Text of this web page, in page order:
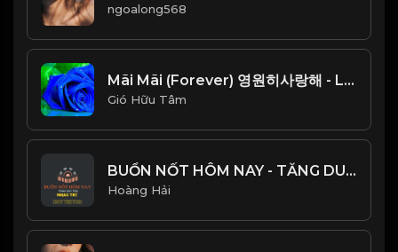
ngoalong568
Mãi Mãi (Forever) 영원히사랑해 - Lam Trường (안재욱) Beat Chuẩn_1766654396787
Gió Hữu Tâm
BUỒN NỐT HÔM NAY - TĂNG DUY TÂN - NHẠC TRẺ HOT TIKTOK 2022
Hoàng Hải